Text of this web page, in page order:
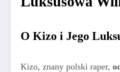
O Kizo i Jego
Kizo, znany polski raper,